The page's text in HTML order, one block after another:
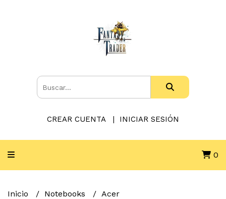
CREAR CUENTA INICIAR SESIÓN
0
Inicio Notebooks Acer